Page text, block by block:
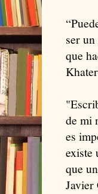
ser
que
de mi
es
existe
que
Javier